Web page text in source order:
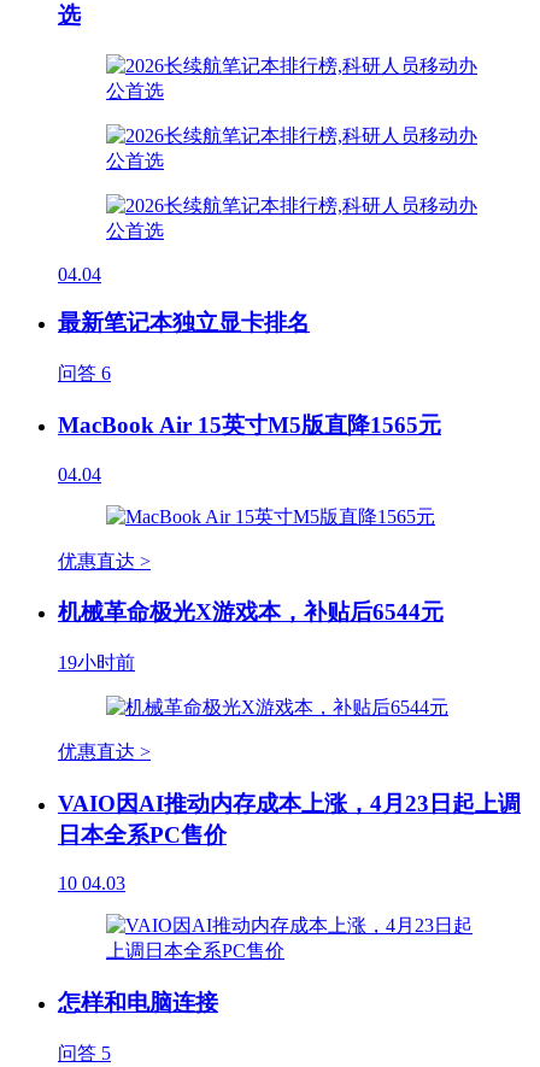
选
04.04
最新笔记本独立显卡排名
问答 6
MacBook Air 15英寸M5版直降1565元
04.04
优惠直达 >
机械革命极光X游戏本，补贴后6544元
19小时前
优惠直达 >
VAIO因AI推动内存成本上涨，4月23日起上调
日本全系PC售价
10 04.03
怎样和电脑连接
问答 5